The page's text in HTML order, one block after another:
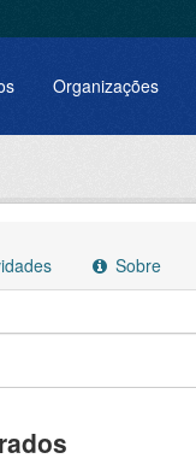
Organizações
Sobre